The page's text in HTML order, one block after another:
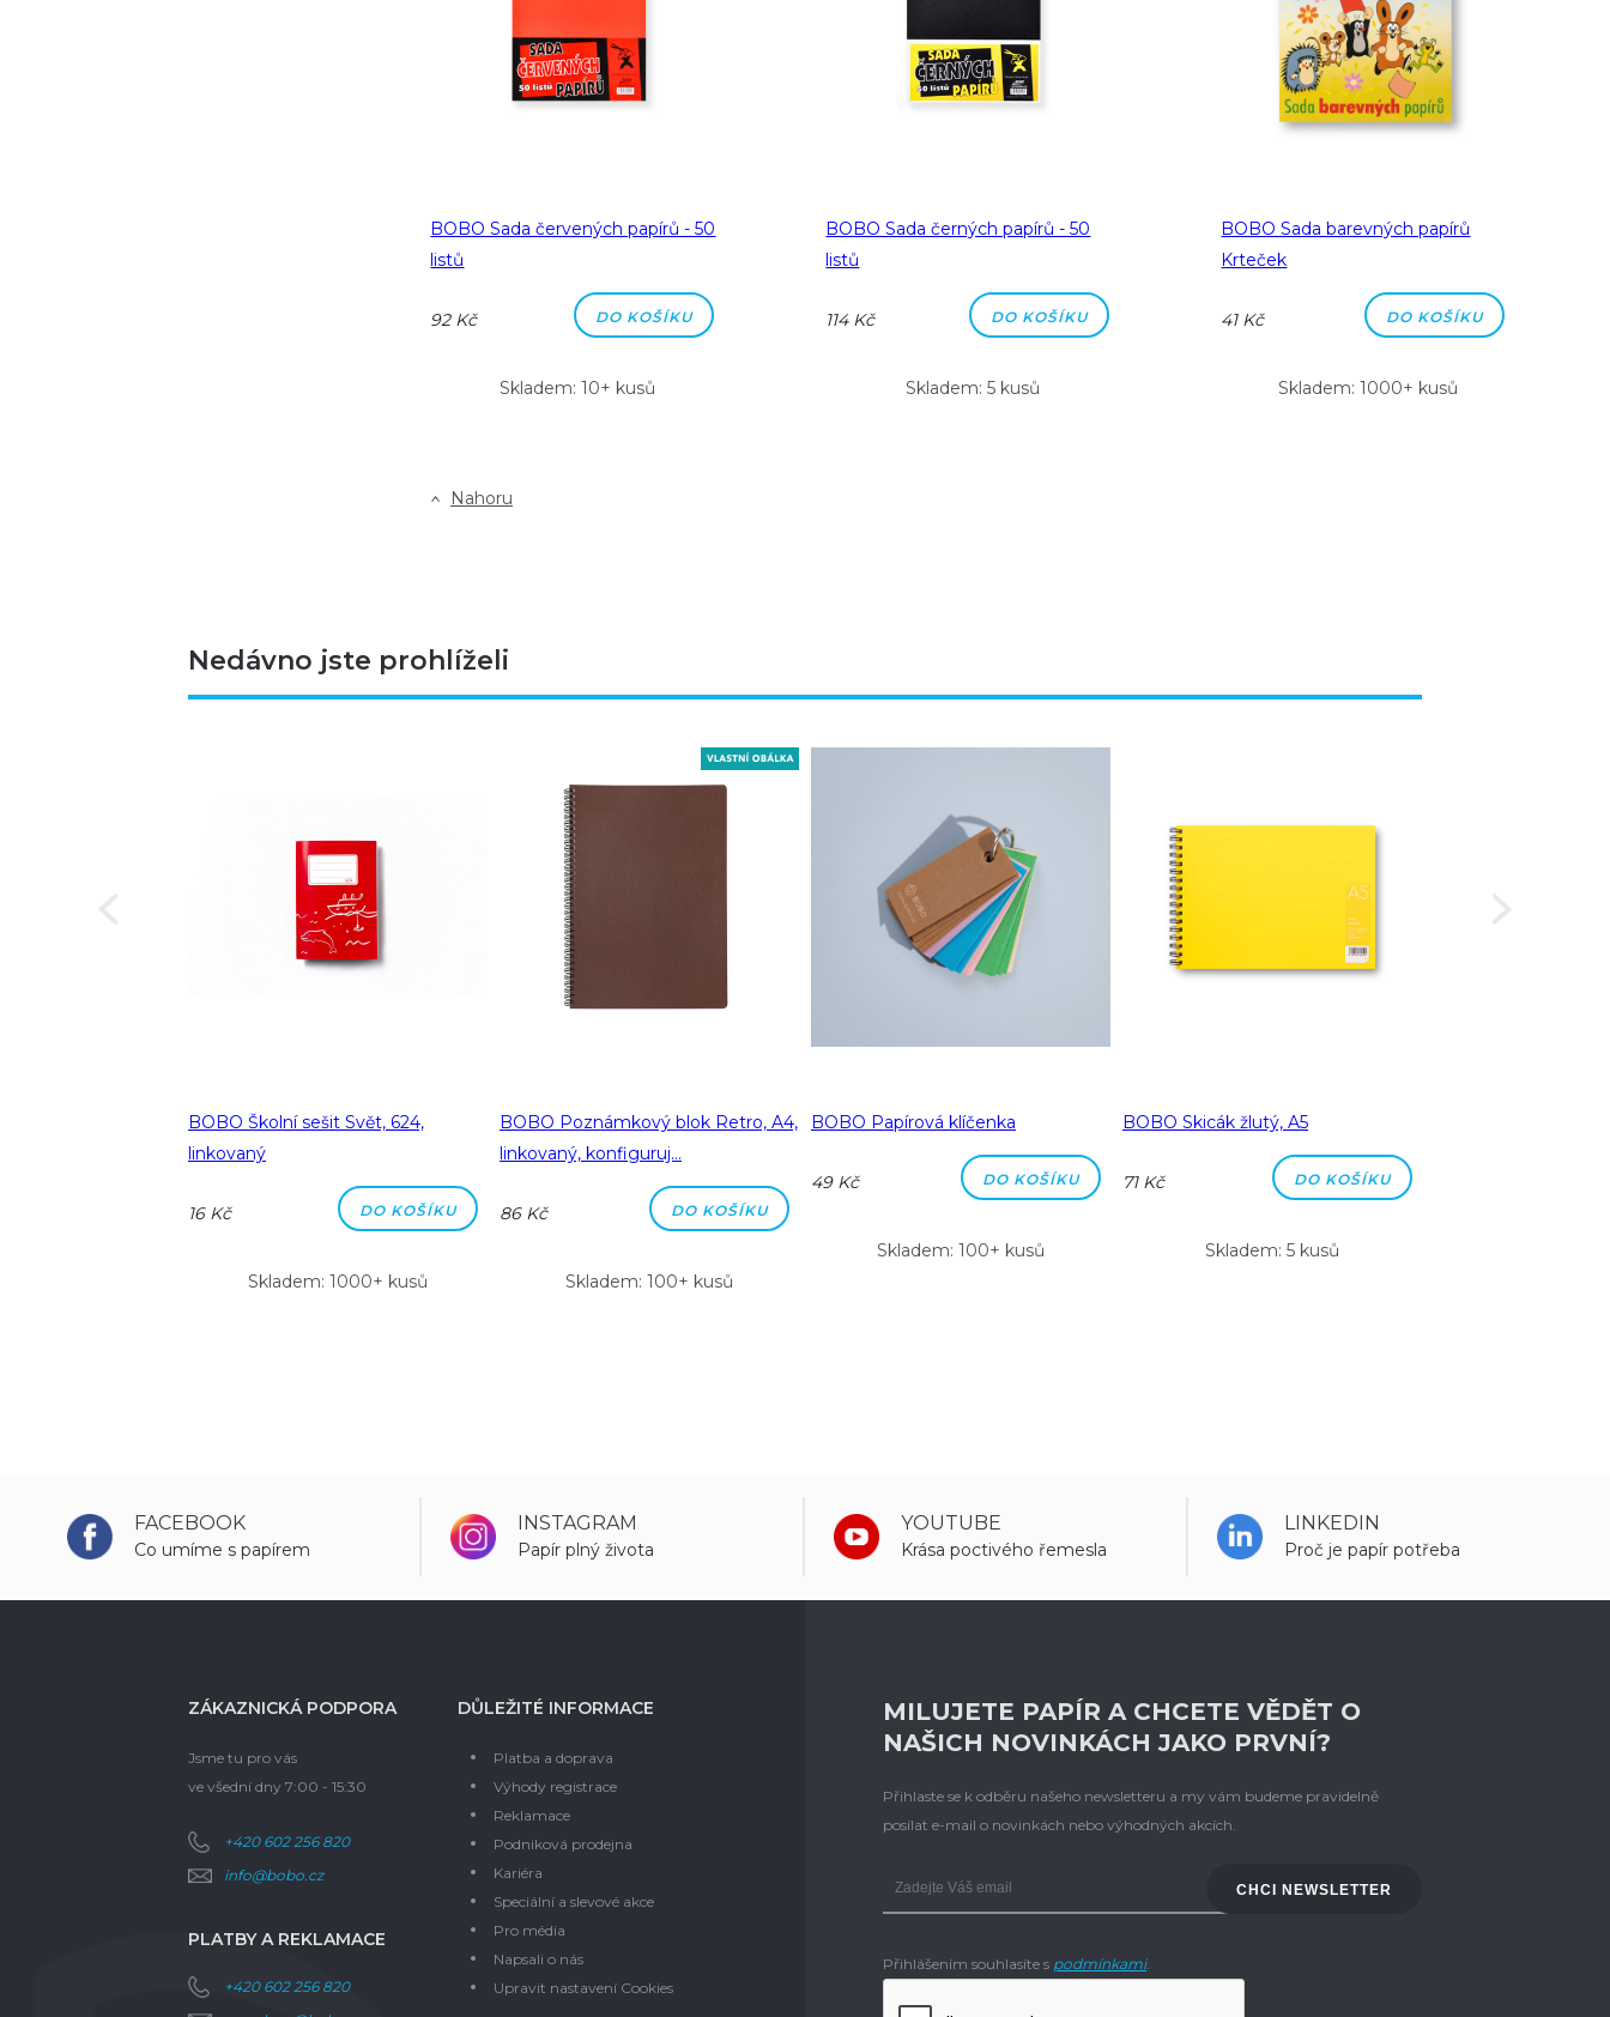
BOBO Sada červených papírů - 50
listů
92 Kč DO KOŠÍKU
Skladem: 10+ kusů
BOBO Sada černých papírů - 50
listů
114 Kč DO KOŠÍKU
Skladem: 5 kusů
BOBO Sada barevných papírů
Krteček
41 Kč DO KOŠÍKU
Skladem: 1000+ kusů
Nahoru
Nedávno jste prohlíželi
BOBO Školní sešit Svět, 624,
linkovaný
16 Kč DO KOŠÍKU
Skladem: 1000+ kusů
BOBO Poznámkový blok Retro, A4,
linkovaný, konfiguruj…
86 Kč DO KOŠÍKU
Skladem: 100+ kusů
BOBO Papírová klíčenka
49 Kč DO KOŠÍKU
Skladem: 100+ kusů
BOBO Skicák žlutý, A5
71 Kč DO KOŠÍKU
Skladem: 5 kusů
Next
FACEBOOK
Co umíme s papírem
INSTAGRAM
Papír plný života
YOUTUBE
Krása poctivého řemesla
LINKEDIN
Proč je papír potřeba
ZÁKAZNICKÁ PODPORA
Jsme tu pro vás
ve všední dny 7:00 - 15:30
+420 602 256 820
info@bobo.cz
PLATBY A REKLAMACE
+420 602 256 820
DŮLEŽITÉ INFORMACE
Platba a doprava
Výhody registrace
Reklamace
Podniková prodejna
Kariéra
Speciální a slevové akce
Pro média
Napsali o nás
Upravit nastavení Cookies
MILUJETE PAPÍR A CHCETE VĚDĚT O
NAŠICH NOVINKÁCH JAKO PRVNÍ?
Přihlaste se k odběru našeho newsletteru a my vám budeme pravidelně
posílat e-mail o novinkách nebo výhodných akcích.
CHCI NEWSLETTER
Přihlášením souhlasíte s podmínkami.